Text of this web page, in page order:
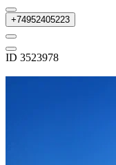
+74952405223
ID 3523978